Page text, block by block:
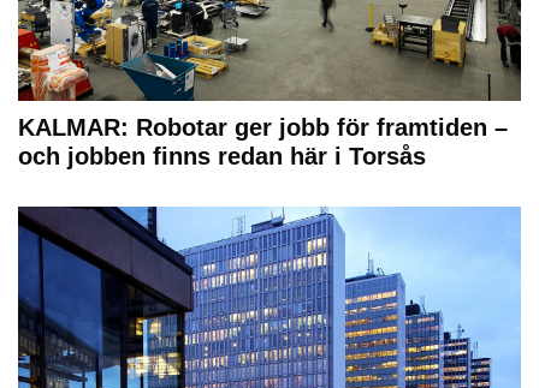
KALMAR: Robotar ger jobb för framtiden –
och jobben finns redan här i Torsås